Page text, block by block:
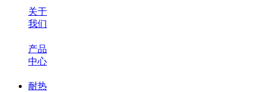
关于
我们
产品
中心
耐热